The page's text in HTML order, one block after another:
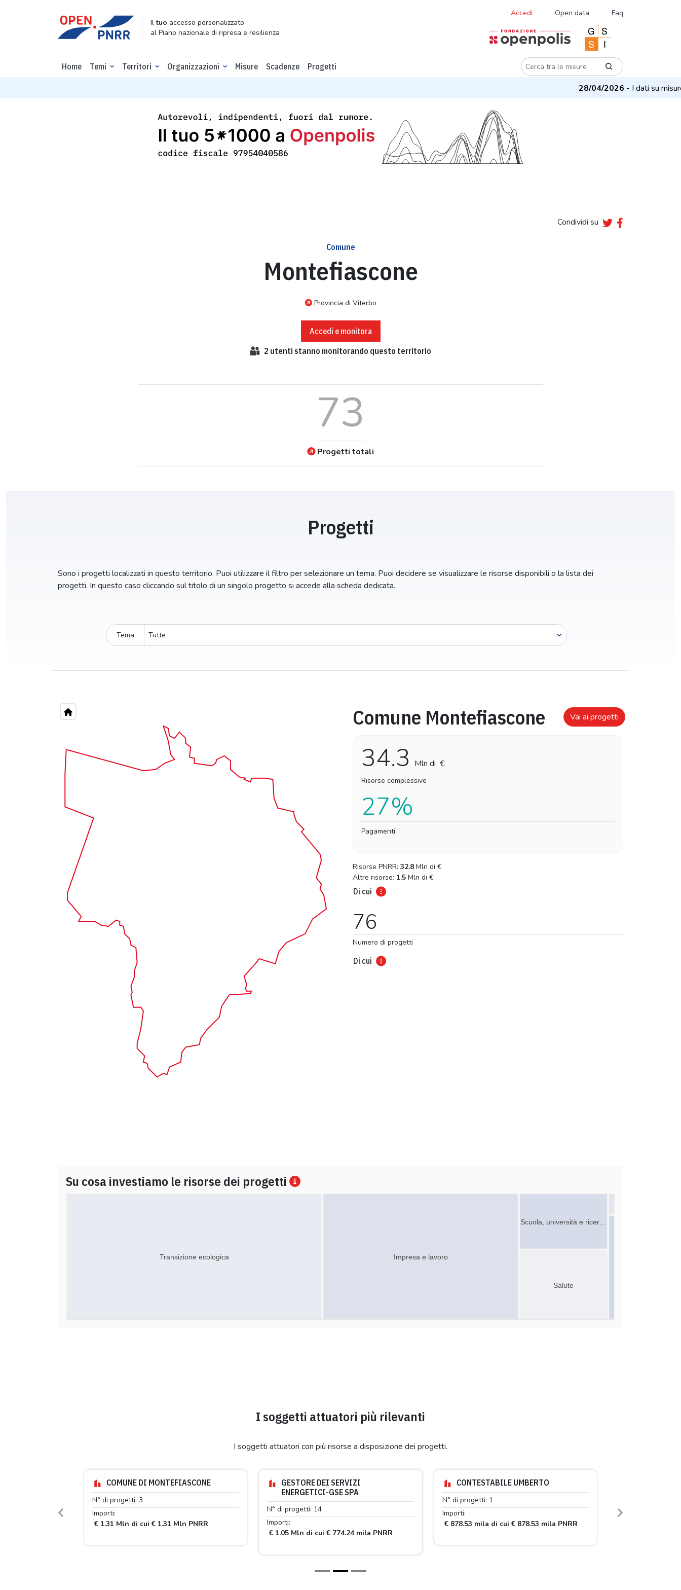
Iltuo accesso personalizzato
al Piano nazionale di ripresa e resilienza
Accedi Open data Faq
Home Temi Territori Organizzazioni Misure Scadenze Progetti
28/04/2026- I dati su misure e
Condividi su
Comune
Montefiascone
Provincia di Viterbo
Accedi e monitora
2 utenti stanno monitorando questo territorio
73
Progetti totali
Progetti
Sono i progetti localizzati in questo territorio. Puoi utilizzare il filtro per selezionare un tema. Puoi decidere se visualizzare le risorse disponibili o la lista dei
progetti. In questo caso cliccando sul titolo di un singolo progetto si accede alla scheda dedicata.
Tema
Complessivo
Comune Montefiascone Vai ai progetti
34.3 Mln di €
Risorse complessive
27%
Pagamenti
Risorse PNRR: 32.8 Mln di €
Altre risorse: 1.5 Mln di €
Di cui
76
Numero di progetti
Di cui
Su cosa investiamo le risorse dei progetti
Scuola, università e ricer…
Impresa e lavoro
Transizione ecologica
Salute
I soggetti attuatori più rilevanti
I soggetti attuatori con più risorse a disposizione dei progetti.
COMUNE DI MONTEFIASCONE
N° di progetti: 3
Importi:
€ 1.31 Mln di cui € 1.31 Mln PNRR
GESTORE DEI SERVIZI
ENERGETICI-GSE SPA
N° di progetti: 14
Importi:
€ 1.05 Mln di cui € 774.24 mila PNRR
CONTESTABILE UMBERTO
N° di progetti: 1
Importi:
€ 878.53 mila di cui € 878.53 mila PNRR
Previous Next